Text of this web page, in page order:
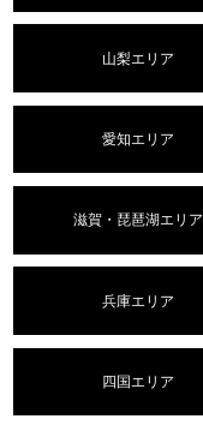
山梨エリア
愛知エリア
滋賀・琵琶湖エリア
兵庫エリア
四国エリア